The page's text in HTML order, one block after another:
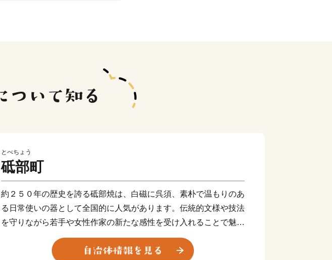
とべちょう
砥部町
約２５０年の歴史を誇る砥部焼は、白磁に呉須、素朴で温もりのあ
る日常使いの器として全国的に人気があります。伝統的文様や技法
を守りながら若手や女性作家の新たな感性を受け入れることで魅力
がさらに広がっています。
また、里山風景の段斜面に広がるみかん畑は、古くから砥部焼と並